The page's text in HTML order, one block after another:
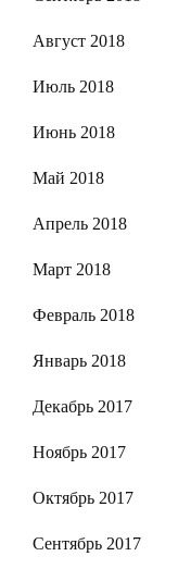
Август 2018
Июль 2018
Июнь 2018
Май 2018
Апрель 2018
Март 2018
Февраль 2018
Январь 2018
Декабрь 2017
Ноябрь 2017
Октябрь 2017
Сентябрь 2017